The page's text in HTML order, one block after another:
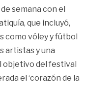
semana con el
que incluyó,
como vóley y fútbol
artistas y una
objetivo del festival
el ‘corazón de la